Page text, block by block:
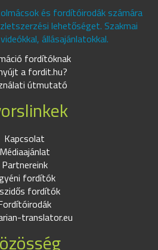
és fordítóirodák számára
lehetőséget. Szakmai
állásajánlatokkal.
fordítóknak
a fordit.hu?
útmutató
Kapcsolat
Médiaajánlat
Partnereink
fordítók
fordítók
translator.eu